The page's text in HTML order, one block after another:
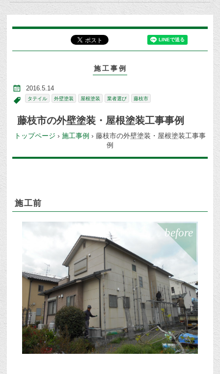
施工事例
2016.5.14
タテイル 外壁塗装 屋根塗装 業者選び 藤枝市
藤枝市の外壁塗装・屋根塗装工事事例
トップページ › 施工事例 › 藤枝市の外壁塗装・屋根塗装工事事
例
施工前
before